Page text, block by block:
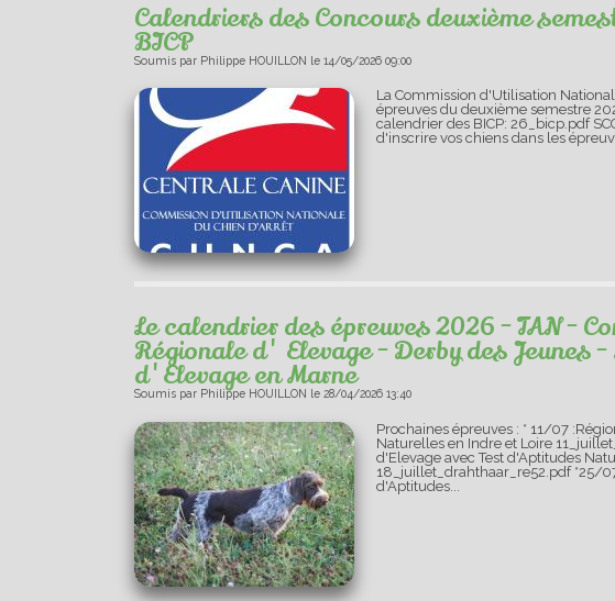
Calendriers des Concours deuxième
BICP
Soumis par Philippe HOUILLON le 14/05/2026 09:00
La Commission d'Utilisation
épreuves du deuxième semestre
calendrier des BICP: 26_bicp.pdf
d'inscrire vos chiens dans les
Le calendrier des épreuves 2026 - TAN -
Régionale d' Elevage - Derby des Jeunes
d'Elevage en Marne
Soumis par Philippe HOUILLON le 28/04/2026 13:40
Prochaines épreuves : * 11/07
Naturelles en Indre et Loire
d'Elevage avec Test d'Aptitudes
18_juillet_drahthaar_re52.pdf *25/
d'Aptitudes...